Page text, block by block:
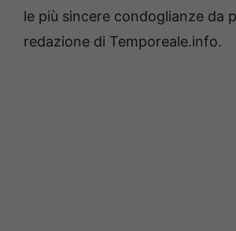
le più sincere condoglianze da
redazione di Temporeale.info.